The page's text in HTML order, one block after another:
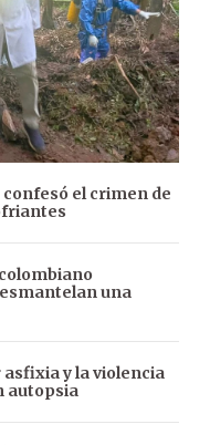
el crimen de
una
y la violencia
autopsia